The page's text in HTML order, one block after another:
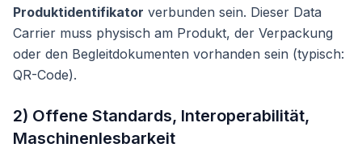
Produktidentifikator verbunden sein. Dieser Data
Carrier muss physisch am Produkt, der Verpackung
oder den Begleitdokumenten vorhanden sein (typisch:
QR-Code).
2) Offene Standards, Interoperabilität,
Maschinenlesbarkeit